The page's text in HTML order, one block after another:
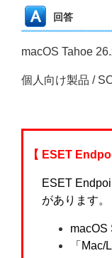
回答
macOS Tahoe
個人向け製品 /
【 ESET
ESET
があります。
macOS
「